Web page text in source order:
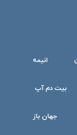
انیمه
بیت دم آپ
جهان باز